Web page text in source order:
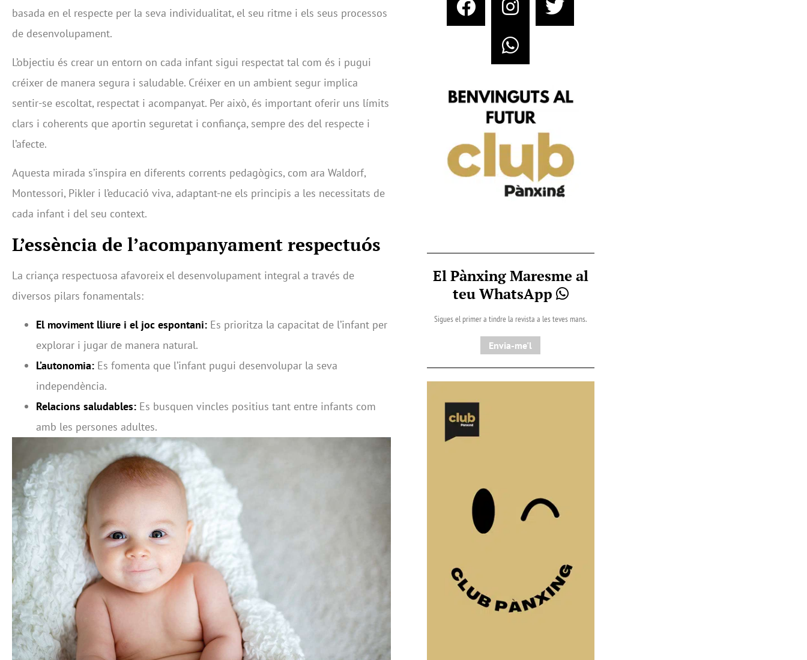
basada en el respecte per la seva individualitat, el seu ritme i els seus processos
de desenvolupament.
L’objectiu és crear un entorn on cada infant sigui respectat tal com és i pugui
créixer de manera segura i saludable. Créixer en un ambient segur implica
sentir-se escoltat, respectat i acompanyat. Per això, és important oferir uns límits
clars i coherents que aportin seguretat i confiança, sempre des del respecte i
l’afecte.
Aquesta mirada s’inspira en diferents corrents pedagògics, com ara Waldorf,
Montessori, Pikler i l’educació viva, adaptant-ne els principis a les necessitats de
cada infant i del seu context.
L’essència de l’acompanyament respectuós
La criança respectuosa afavoreix el desenvolupament integral a través de
diversos pilars fonamentals:
El moviment lliure i el joc espontani: Es prioritza la capacitat de l’infant per
explorar i jugar de manera natural.
L’autonomia: Es fomenta que l’infant pugui desenvolupar la seva
independència.
Relacions saludables: Es busquen vincles positius tant entre infants com
amb les persones adultes.
El Pànxing Maresme al
teu WhatsApp
Sigues el primer a tindre la revista a les teves mans.
Envia-me'l